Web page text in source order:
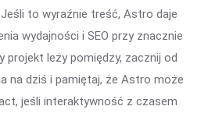
to wyraźnie treść, Astro daje
wydajności i SEO przy znacznie
projekt leży pomiędzy, zacznij od
na dziś i pamiętaj, że Astro może
jeśli interaktywność z czasem